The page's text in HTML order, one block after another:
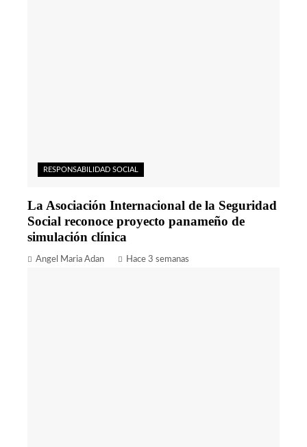
RESPONSABILIDAD SOCIAL
La Asociación Internacional de la Seguridad
Social reconoce proyecto panameño de
simulación clínica
Angel Maria Adan Hace 3 semanas